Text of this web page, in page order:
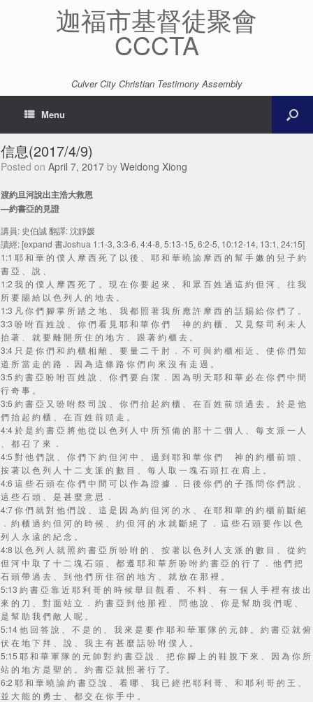
迦福市基督徒聚會
CCCTA
Culver City Christian Testimony Assembly
Menu
信息(2017/4/9)
Posted on April 7, 2017 by Weidong Xiong
渡約旦河說出主浩大救恩
—約書亞的見證
講員: 史伯誠 翻譯: 沈靜媛
讀經: [expand 書Joshua 1:1-3, 3:3-6, 4:4-8, 5:13-15, 6:2-5, 10:12-14, 13:1, 24:15]
1:1 耶 和 華 的 僕 人 摩 西 死 了 以 後 、 耶 和 華 曉 諭 摩 西 的 幫 手 嫩 的 兒 子 約
書 亞 、 說 、
1:2 我 的 僕 人 摩 西 死 了 。 現 在 你 要 起 來 、 和 眾 百 姓 過 這 約 但 河 、 往 我
所 要 賜 給 以 色 列 人 的 地 去 。
1:3 凡 你 們 腳 掌 所 踏 之 地 、 我 都 照 著 我 所 應 許 摩 西 的 話 賜 給 你 們 了 。
3:3 吩 咐 百 姓 說 、 你 們 看 見 耶 和 華 你 們 神 的 約 櫃 、 又 見 祭 司 利 未 人
抬 著 、 就 要 離 開 所 住 的 地 方 、 跟 著 約 櫃 去 。
3:4 只 是 你 們 和 約 櫃 相 離 、 要 量 二 千 肘 ． 不 可 與 約 櫃 相 近 、 使 你 們 知
道 所 當 走 的 路 ． 因 為 這 條 路 你 們 向 來 沒 有 走 過 。
3:5 約 書 亞 吩 咐 百 姓 說 、 你 們 要 自 潔 ． 因 為 明 天 耶 和 華 必 在 你 們 中 間
行 奇 事 。
3:6 約 書 亞 又 吩 咐 祭 司 說 、 你 們 抬 起 約 櫃 、 在 百 姓 前 頭 過 去 。 於 是 他
們 抬 起 約 櫃 、 在 百 姓 前 頭 走 。
4:4 於 是 約 書 亞 將 他 從 以 色 列 人 中 所 預 備 的 那 十 二 個 人 、 每 支 派 一 人
、 都 召 了 來 ．
4:5 對 他 們 說 、 你 們 下 約 但 河 中 、 過 到 耶 和 華 你 們 神 的 約 櫃 前 頭 、
按 著 以 色 列 人 十 二 支 派 的 數 目 、 每 人 取 一 塊 石 頭 扛 在 肩 上 。
4:6 這 些 石 頭 在 你 們 中 間 可 以 作 為 證 據 ． 日 後 你 們 的 子 孫 問 你 們 說 、
這 些 石 頭 、 是 甚 麼 意 思 ．
4:7 你 們 就 對 他 們 說 、 這 是 因 為 約 但 河 的 水 、 在 耶 和 華 的 約 櫃 前 斷 絕
． 約 櫃 過 約 但 河 的 時 候 、 約 但 河 的 水 就 斷 絕 了 ． 這 些 石 頭 要 作 以 色
列 人 永 遠 的 紀 念 。
4:8 以 色 列 人 就 照 約 書 亞 所 吩 咐 的 、 按 著 以 色 列 人 支 派 的 數 目 、 從 約
但 河 中 取 了 十 二 塊 石 頭 、 都 遵 耶 和 華 所 吩 咐 約 書 亞 的 行 了 ． 他 們 把
石 頭 帶 過 去 、 到 他 們 所 住 宿 的 地 方 、 就 放 在 那 裡 。
5:13 約 書 亞 靠 近 耶 利 哥 的 時 候 舉 目 觀 看 、 不 料 、 有 一 個 人 手 裡 有 拔 出
來 的 刀 、 對 面 站 立 ． 約 書 亞 到 他 那 裡 、 問 他 說 、 你 是 幫 助 我 們 呢 、
是 幫 助 我 們 敵 人 呢 。
5:14 他 回 答 說 、 不 是 的 、 我 來 是 要 作 耶 和 華 軍 隊 的 元 帥 。 約 書 亞 就 俯
伏 在 地 下 拜 、 說 、 我 主 有 甚 麼 話 吩 咐 僕 人 。
5:15 耶 和 華 軍 隊 的 元 帥 對 約 書 亞 說 、 把 你 腳 上 的 鞋 脫 下 來 、 因 為 你 所
站 的 地 方 是 聖 的 。 約 書 亞 就 照 著 行 了。
6:2 耶 和 華 曉 諭 約 書 亞 說 、 看 哪 、 我 已 經 把 耶 利 哥 、 和 耶 利 哥 的 王 、
並 大 能 的 勇 士 、 都 交 在 你 手 中 。